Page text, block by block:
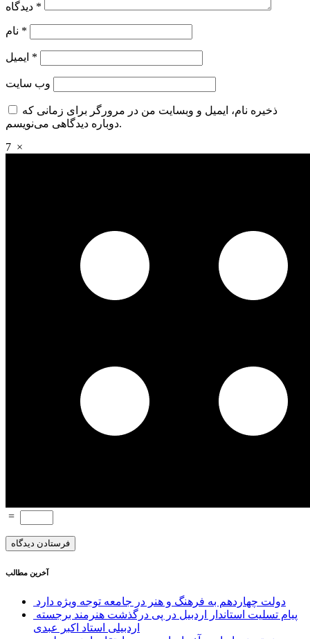
*
*
*
وب‌ سایت
ذخیره نام، ایمیل و وبسایت من در مرورگر برای زمانی که
دوباره دیدگاهی می‌نویسم.
7 ×
=
آخرین مطالب
دولت چهاردهم به فرهنگ و هنر در جامعه توجه ویژه دارد
اردبیلی استاد اکبر عبدی